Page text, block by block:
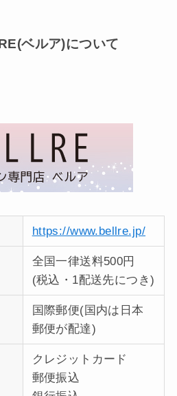
ベルア)について
https://www.bellre.jp/
全国一律送料500円
(税込・1配送先につき)
国際郵便(国内は日本
郵便が配達)
クレジットカード
郵便振込